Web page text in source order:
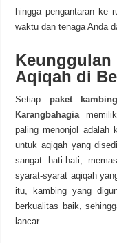
hingga pengantaran ke
waktu dan tenaga Anda
Aqiqah di
Setiap paket
Karangbahagia
paling menonjol adalah
untuk aqiqah yang
sangat hati-hati,
syarat-syarat aqiqah
itu, kambing yang
berkualitas baik,
lancar.